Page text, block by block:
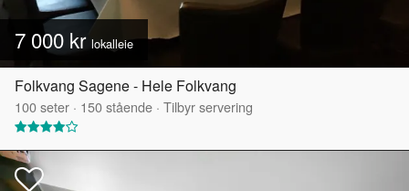
7 000 kr lokalleie
Folkvang Sagene - Hele Folkvang
100seter · 150stående · Tilbyr servering